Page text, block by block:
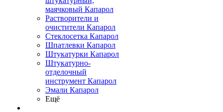
маячковый Капарол
Растворители и
очистители Капарол
Cтеклосетка Капарол
Шпатлевки Капарол
Штукатурки Капарол
Штукатурно-
отделочный
инструмент Капарол
Эмали Капарол
Ещё